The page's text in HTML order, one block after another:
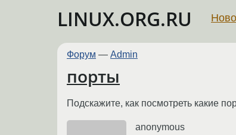
LINUX.ORG.RU
Форум — Admin
порты
Подскажите, как посмотреть какие
anonymous